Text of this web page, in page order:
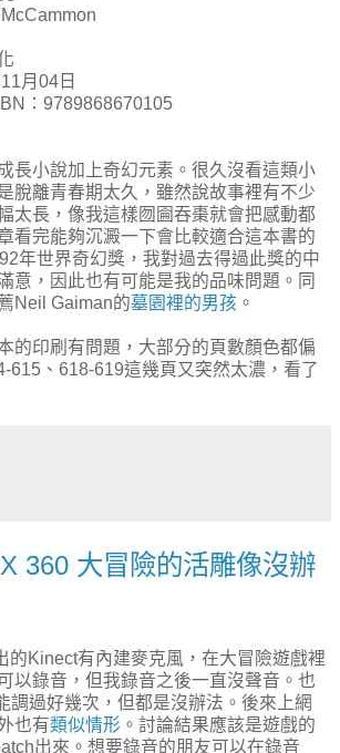
月04日
：9789868670105
長小說加上奇幻元素。很久沒看這類小
脫離青春期太久，雖然說故事裡有不少
太長，像我這樣囫圇吞棗就會把感動都
看完能夠沉澱一下會比較適合這本書的
年世界奇幻獎，我對過去得過此獎的中
意，因此也有可能是我的品味問題。同
Neil Gaiman的墓園裡的男孩 。
的印刷有問題，大部分的頁數顏色都偏
615、618-619這幾頁又突然太濃，看了
360 大冒險的活雕像沒辦
的Kinect有內建麥克風，在大冒險遊戲裡
以錄音，但我錄音之後一直沒聲音。也
調過好幾次，但都是沒辦法。後來上網
也有類似情形 。討論結果應該是遊戲的
出來。想要錄音的朋友可以在錄音